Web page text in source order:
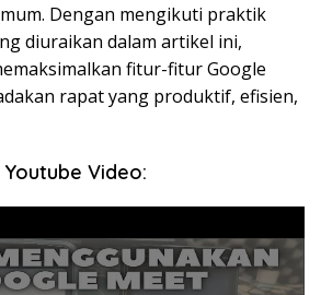
Dengan mengikuti praktik
diuraikan dalam artikel ini,
fitur-fitur Google
rapat yang produktif, efisien,
Youtube Video: